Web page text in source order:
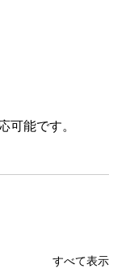
可能です。
すべて表示